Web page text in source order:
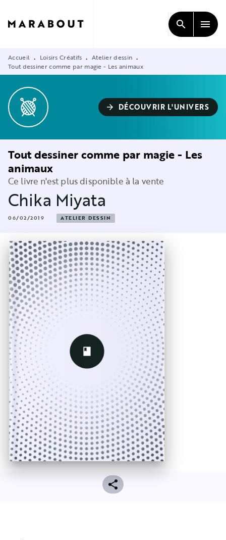
CONTENU
search menu
Accueil • Loisirs Créatifs • Atelier dessin •
Tout dessiner comme par magie - Les animaux
arrow_forward DÉCOUVRIR L'UNIVERS
Tout dessiner comme par magie - Les
animaux
Ce livre n'est plus disponible à la vente
Chika Miyata
06/02/2019 ATELIER DESSIN